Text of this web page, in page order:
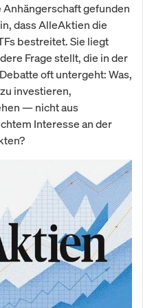
gefunden
dass AlleAktien die
bestreitet. Sie liegt
Frage stellt, die in der
oft untergeht: Was,
investieren,
— nicht aus
Interesse an der